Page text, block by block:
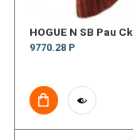
HOGUE N SB Pau Ck
9770.28 Р